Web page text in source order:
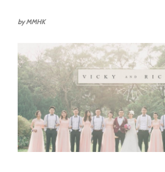
by MMHK